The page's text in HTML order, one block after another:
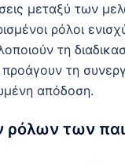
μεταξύ των
ρόλοι
τη
τη
απόδοση.
ρόλων των